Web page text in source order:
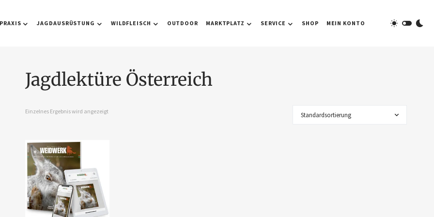
JAGDAUSRÜSTUNG WILDFLEISCH OUTDOOR MARKTPLATZ SERVICE SHOP MEIN KONTO
Jagdlektüre Österreich
Einzelnes Ergebnis wird angezeigt